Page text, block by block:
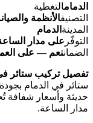
الدمامالتغطية
التصنيفالأنظمة
المدينة الدمام
التوفّر على مدار
الضماننعم — على
تفصيل تركيب ستائر
ستائر في الدمام
حديثة وأسعار شفافة
مدار الساعة.